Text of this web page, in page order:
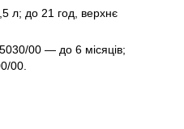
л; до 21 год, верхнє
00 — до 6 місяців;
00.